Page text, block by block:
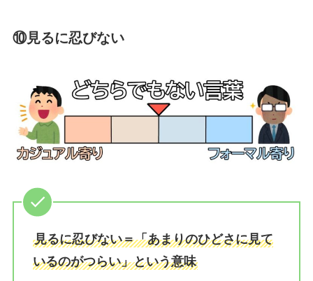
⑩見るに忍びない
見るに忍びない＝「あまりのひどさに見て
いるのがつらい」という意味